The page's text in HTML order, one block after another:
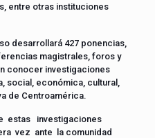
entre otras instituciones
desarrollará 427 ponencias,
magistrales, foros y
conocer investigaciones
social, económica, cultural,
de Centroamérica.
estas investigaciones
vez ante la comunidad